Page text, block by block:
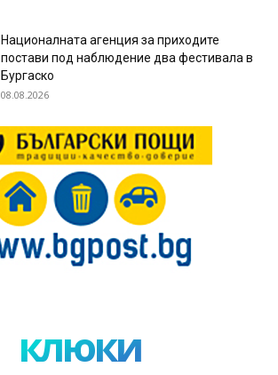
Националната агенция за приходите
постави под наблюдение два фестивала в
Бургаско
08.08.2026
клюки